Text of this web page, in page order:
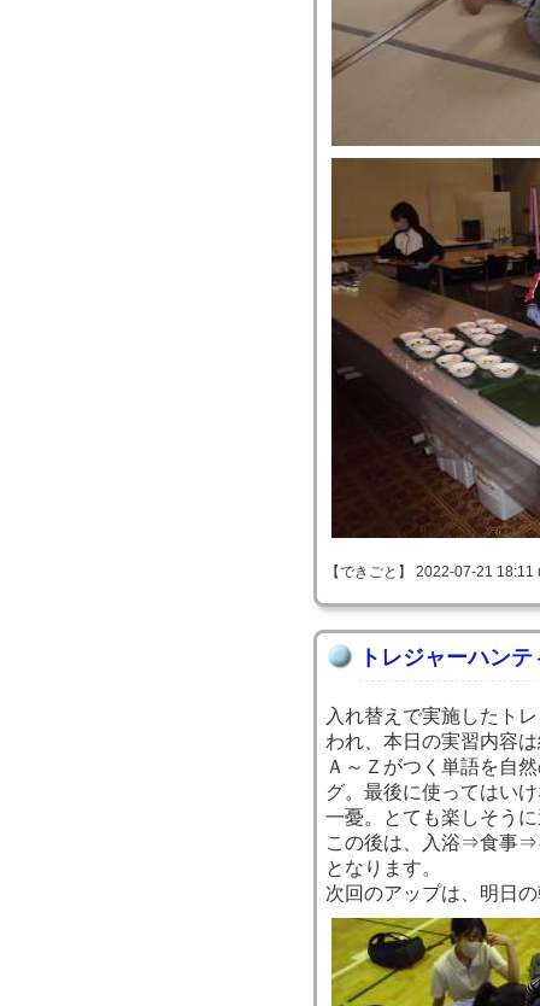
【できごと】 2022-07-21
トレジャーハン
入れ替えで実施したト
われ、本日の実習内容
Ａ～Ｚがつく単語を自
グ。最後に使ってはい
一憂。とても楽しそう
この後は、入浴⇒食事
となります。
次回のアップは、明日